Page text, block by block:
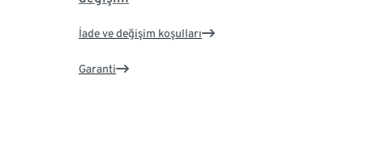
İade ve değişim koşulları
Garanti